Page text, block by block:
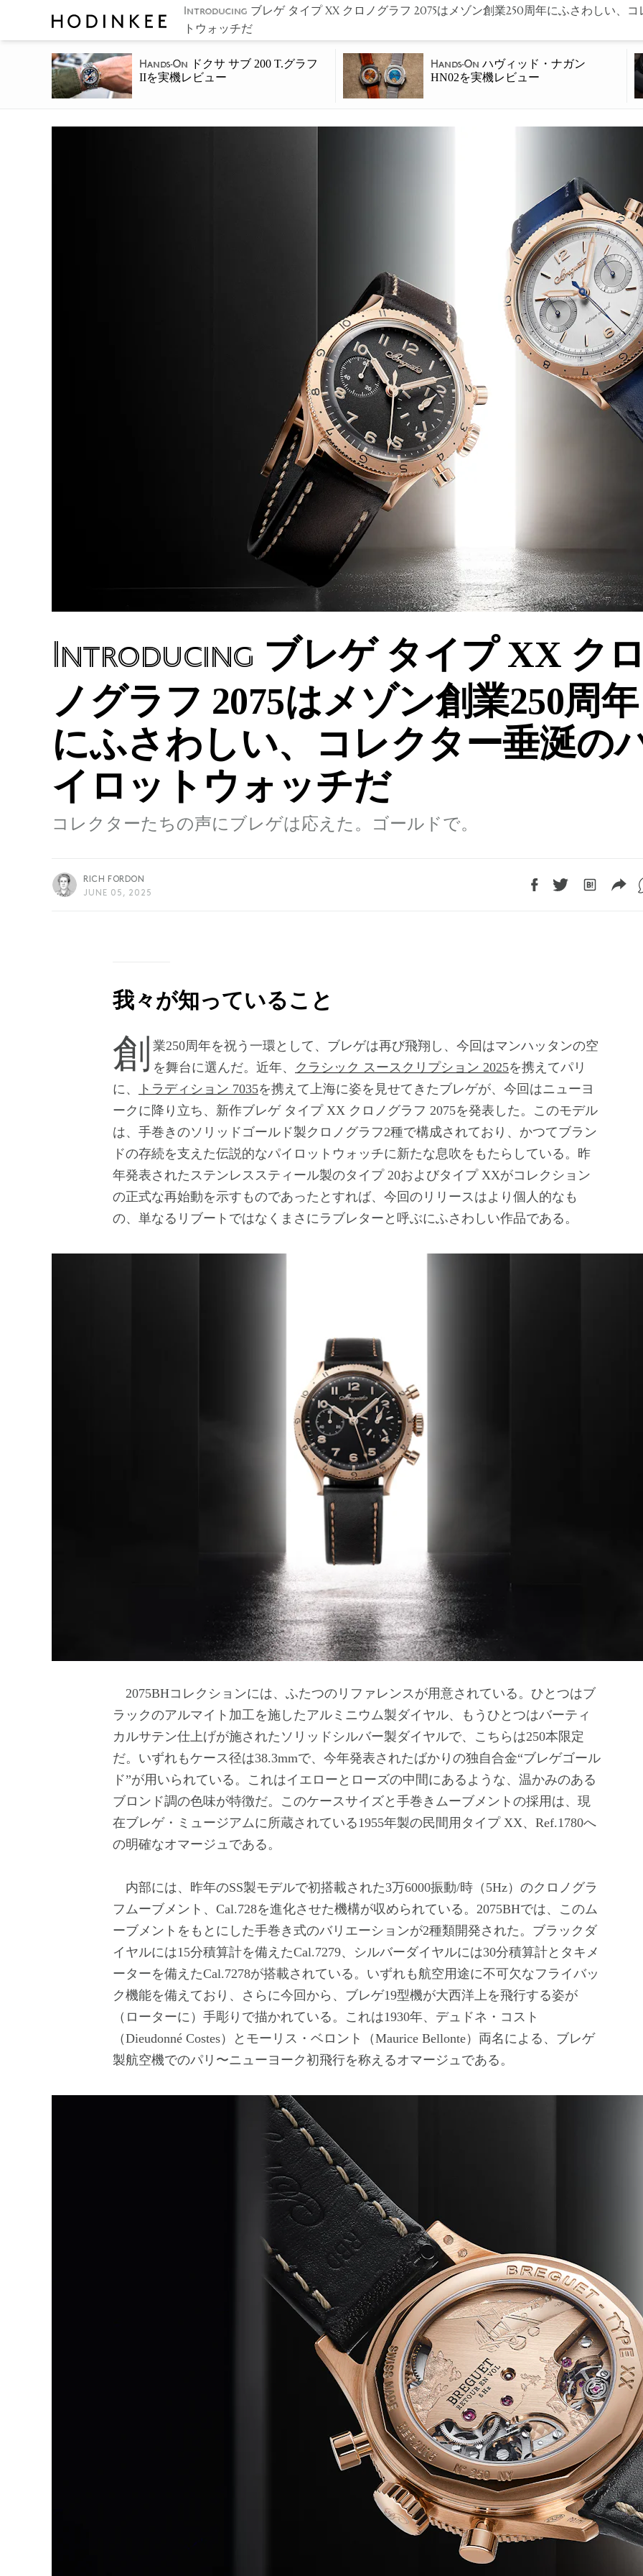
Introducing ブレゲ タイプ XX クロノグラフ 2075はメゾン創業250周年にふさわしい、
トウォッチだ
Hands-On
ドクサ サブ 200 T.グラフ
IIを実機レビュー
Hands-On ハヴィッド・ナガン
HN02を実機レビュー
Introducing ブレゲ タイプ XX クロ
ノグラフ 2075はメゾン創業250周年
にふさわしい、コレクター垂涎の
イロットウォッチだ
コレクターたちの声にブレゲは応えた。ゴールドで。
RICH FORDON
JUNE 05, 2025
我々が知っていること
創業250周年を祝う一環として、ブレゲは再び飛翔し、今回はマンハッタンの空 を舞台に選んだ。近年、 クラシック スースクリプション 2025を携えてパリ
に、
トラディション 7035を携えて上海に姿を見せてきたブレゲが、今回はニューヨ
ークに降り立ち、新作ブレゲ タイプ XX クロノグラフ 2075を発表した。このモデル
は、手巻きのソリッドゴールド製クロノグラフ2種で構成されており、かつてブラン
ドの存続を支えた伝説的なパイロットウォッチに新たな息吹をもたらしている。昨
年発表されたステンレススティール製のタイプ 20およびタイプ XXがコレクション
の正式な再始動を示すものであったとすれば、今回のリリースはより個人的なも
の、単なるリブートではなくまさにラブレターと呼ぶにふさわしい作品である。
2075BHコレクションには、ふたつのリファレンスが用意されている。ひとつはブ
ラックのアルマイト加工を施したアルミニウム製ダイヤル、もうひとつはバーティ
カルサテン仕上げが施されたソリッドシルバー製ダイヤルで、こちらは250本限定
だ。いずれもケース径は38.3mmで、今年発表されたばかりの独自合金“ブレゲゴール
ド”が用いられている。これはイエローとローズの中間にあるような、温かみのある
ブロンド調の色味が特徴だ。このケースサイズと手巻きムーブメントの採用は、現
在ブレゲ・ミュージアムに所蔵されている1955年製の民間用タイプ XX、Ref.1780へ
の明確なオマージュである。
内部には、昨年のSS製モデルで初搭載された3万6000振動/時（5Hz）のクロノグラ
フムーブメント、Cal.728を進化させた機構が収められている。2075BHでは、このム
ーブメントをもとにした手巻き式のバリエーションが2種類開発された。ブラックダ
イヤルには15分積算計を備えたCal.7279、シルバーダイヤルには30分積算計とタキメ
ーターを備えたCal.7278が搭載されている。いずれも航空用途に不可欠なフライバッ
ク機能を備えており、さらに今回から、ブレゲ19型機が大西洋上を飛行する姿が
（ローターに）手彫りで描かれている。これは1930年、デュドネ・コスト
（Dieudonné Costes）とモーリス・ベロント（Maurice Bellonte）両名による、ブレゲ
製航空機でのパリ〜ニューヨーク初飛行を称えるオマージュである。